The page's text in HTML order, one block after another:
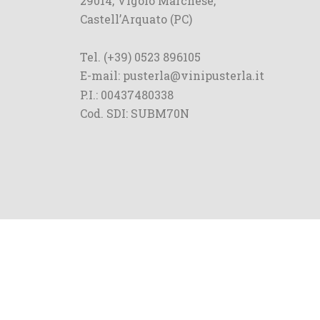
Castell’Arquato (PC)
Tel. (+39) 0523 896105
E-mail: pusterla@vinipusterla.it
P.I.: 00437480338
Cod. SDI: SUBM70N